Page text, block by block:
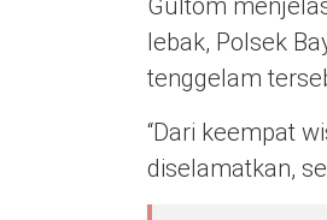
Gultom
lebak, Polsek
tenggelam
“Dari keempat
diselamatkan,